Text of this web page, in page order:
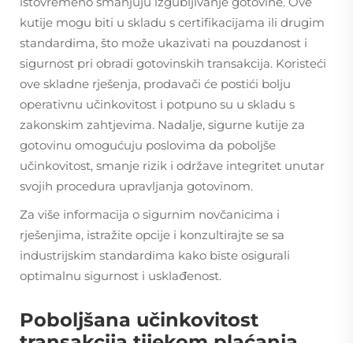
kutije mogu biti u skladu s certifikacijama ili drugim
standardima, što može ukazivati na pouzdanost i
sigurnost pri obradi gotovinskih transakcija. Koristeći
ove skladne rješenja, prodavači će postići bolju
operativnu učinkovitost i potpuno su u skladu s
zakonskim zahtjevima. Nadalje, sigurne kutije za
gotovinu omogućuju poslovima da poboljše
učinkovitost, smanje rizik i održave integritet unutar
svojih procedura upravljanja gotovinom.
Za više informacija o sigurnim novčanicima i
rješenjima, istražite opcije i konzultirajte se sa
industrijskim standardima kako biste osigurali
optimalnu sigurnost i usklađenost.
Poboljšana učinkovitost